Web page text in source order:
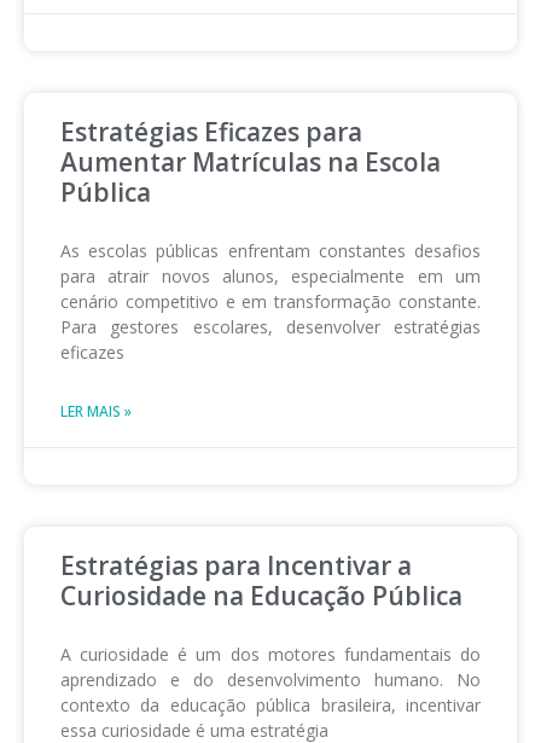
Estratégias Eficazes para
Aumentar Matrículas na Escola
Pública
As escolas públicas enfrentam constantes desafios
para atrair novos alunos, especialmente em um
cenário competitivo e em transformação constante.
Para gestores escolares, desenvolver estratégias
eficazes
LER MAIS »
Estratégias para Incentivar a
Curiosidade na Educação Pública
A curiosidade é um dos motores fundamentais do
aprendizado e do desenvolvimento humano. No
contexto da educação pública brasileira, incentivar
essa curiosidade é uma estratégia